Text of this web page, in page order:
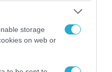
storage
on web or
του
αναπτύχθηκαν